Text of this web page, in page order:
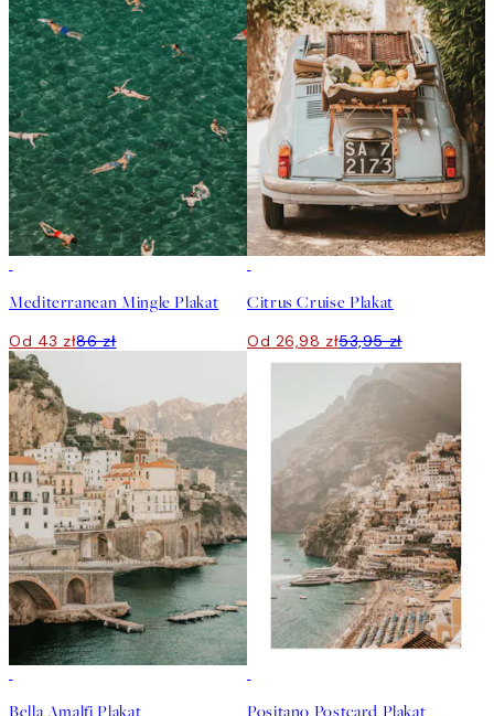
Mediterranean Mingle Plakat
Od 43 zł86 zł
Citrus Cruise Plakat
Od 26,98 zł53,95 zł